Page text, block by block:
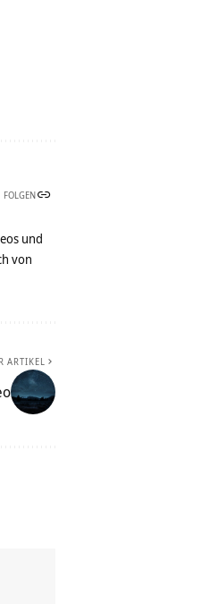
FOLGEN
und
von
ARTIKEL